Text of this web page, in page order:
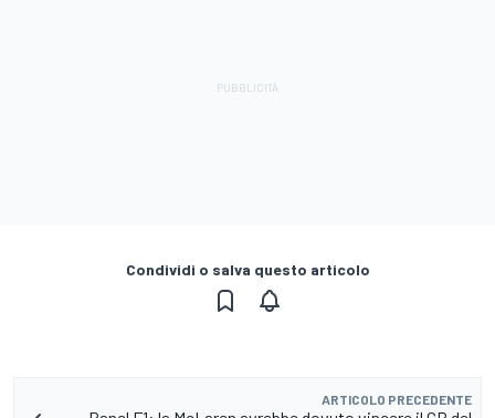
Condividi o salva questo articolo
ARTICOLO PRECEDENTE